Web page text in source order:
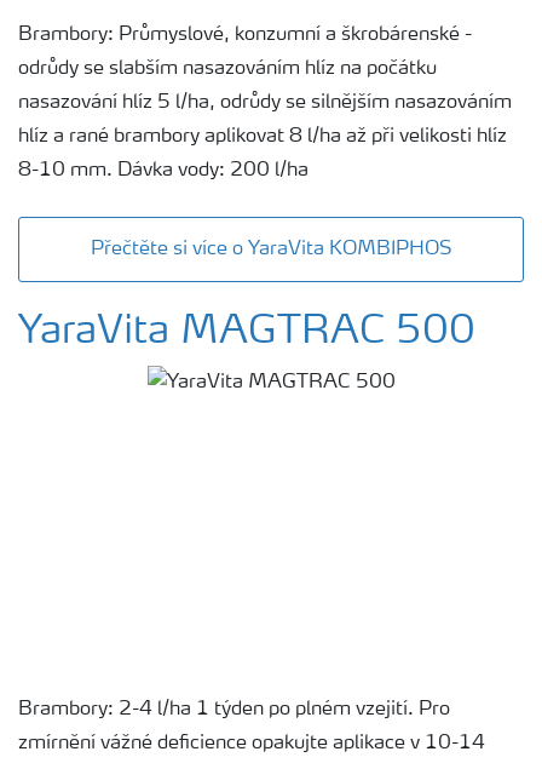
Brambory: Průmyslové, konzumní a škrobárenské -
odrůdy se slabším nasazováním hlíz na počátku
nasazování hlíz 5 l/ha, odrůdy se silnějším nasazováním
hlíz a rané brambory aplikovat 8 l/ha až při velikosti hlíz
8-10 mm. Dávka vody: 200 l/ha
Přečtěte si více o YaraVita KOMBIPHOS
YaraVita MAGTRAC 500
Brambory: 2-4 l/ha 1 týden po plném vzejití. Pro
zmírnění vážné deficience opakujte aplikace v 10-14